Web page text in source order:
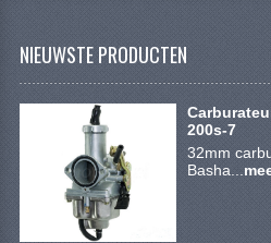
UITLAAT
WIEL
NIEUWSTE PRODUCTEN
200s-7
32mm
Basha...